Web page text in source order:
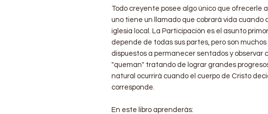
Todo creyente posee algo único que ofrecerle
uno tiene un llamado que cobrará vida cuando
iglesia local. La Participación es el asunto
depende de todas sus partes, pero son
dispuestos a permanecer sentados y observar
"queman" tratando de lograr grandes
natural ocurrirá cuando el cuerpo de Cristo
corresponde.
En este libro aprenderás: